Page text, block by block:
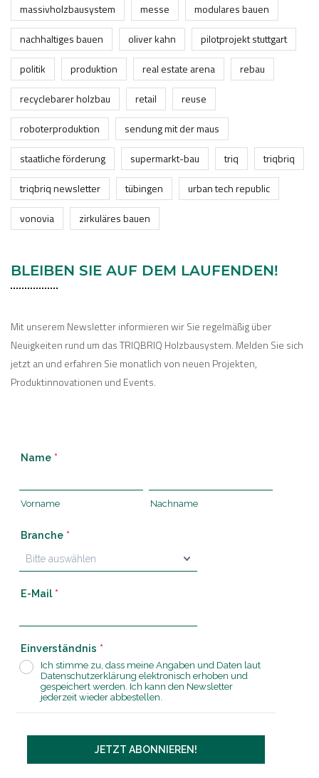
massivholzbausystem
messe
modulares bauen
nachhaltiges bauen
oliver kahn
pilotprojekt stuttgart
politik
produktion real estate arena
rebau
recyclebarer holzbau
retail
reuse
roboterproduktion
sendung mit der maus
staatliche förderung
supermarkt-bau triq
triqbriq
triqbriq newsletter
tübingen
urban tech republic
vonovia
zirkuläres bauen
BLEIBEN SIE AUF DEM LAUFENDEN!
Mit unserem Newsletter informieren wir Sie regelmäßig über
Neuigkeiten rund um das TRIQBRIQ Holzbausystem. Melden Sie sich
jetzt an und erfahren Sie monatlich von neuen Projekten,
Produktinnovationen und Events.